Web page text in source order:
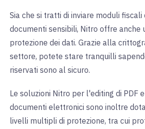
Sia che si tratti di inviare moduli
documenti sensibili, Nitro offre anche
protezione dei dati. Grazie alla
settore, potete stare tranquilli
riservati sono al sicuro.
Le soluzioni Nitro per l'editing di PDF
documenti elettronici sono inoltre
livelli multipli di protezione, tra cui